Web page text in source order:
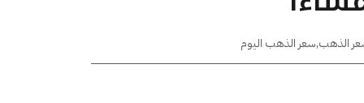
الذهب,سعر الذهب اليوم